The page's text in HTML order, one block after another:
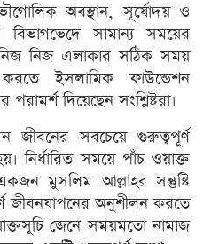
অবস্থান, সূর্যোদয় ও
বিভাগভেদে সামান্য সময়ের
নিজ এলাকার সঠিক সময়
ইসলামিক ফাউন্ডেশন
দিয়েছেন সংশ্লিষ্টরা।
জীবনের সবচেয়ে গুরুত্বপূর্ণ
নির্ধারিত সময়ে পাঁচ ওয়াক্ত
মুসলিম আল্লাহর সন্তুষ্টি
জীবনযাপনের অনুশীলন করতে
জেনে সময়মতো নামাজ